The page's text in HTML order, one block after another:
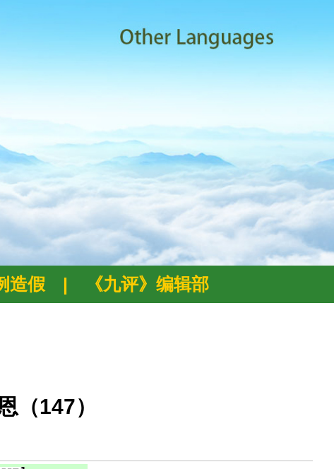
造假 | 《九评》编辑部
（147）